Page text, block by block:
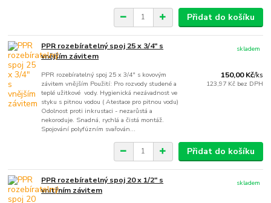
Přidat do košíku
PPR rozebíratelný spoj 25 x 3/4" s
vnějším závitem
PPR rozebíratelný spoj 25 x 3/4" s kovovým
závitem vnějším Použití: Pro rozvody studené a
teplé užitkové vody. Hygienická nezávadnost ve
styku s pitnou vodou ( Atestace pro pitnou vodu)
Odolnost proti inkrustaci - nezarůstá a
nekoroduje. Snadná, rychlá a čistá montáž.
Spojování polyfúzním svařován...
150,00 Kč/ks
123,97 Kč bez DPH
skladem
Přidat do košíku
PPR rozebíratelný spoj 20 x 1/2" s
vnitřním závitem
skladem